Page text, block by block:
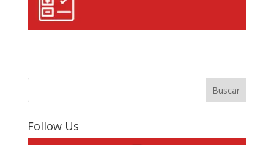
Buscar
Follow Us